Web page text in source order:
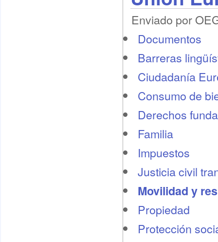
Enviado por
Documentos
Barreras
Ciudadanía
Consumo de
Derechos
Familia
Impuestos
Justicia civil
Movilidad y
Propiedad
Protección